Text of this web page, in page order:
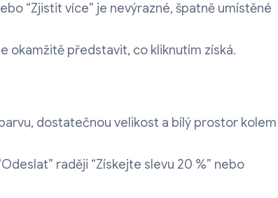
“Zjistit více” je nevýrazné, špatně umístěné
okamžitě představit, co kliknutím získá.
dostatečnou velikost a bílý prostor kolem
raději “Získejte slevu 20 %” nebo